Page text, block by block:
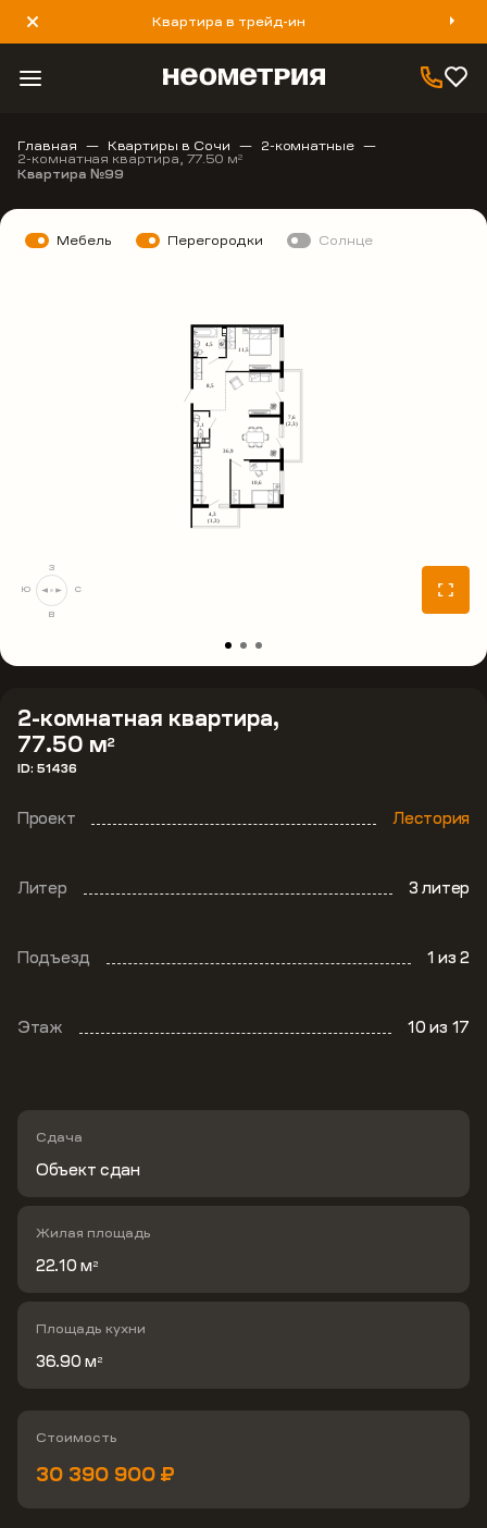
Квартира в трейд-ин
8 800 777 40 93
Главная Квартиры в Сочи 2-комнатные
2-комнатная квартира, 77.50 м2
Квартира №99
2-комнатная квартира,
77.50 м2
ID: 51436
Проект Лестория
Литер 3 литер
Подъезд 1из 2
Этаж 10из 17
Сдача
Объект сдан
Жилая площадь
22.10 м 2
Площадь кухни
36.90 м 2
Стоимость
30 390 900 ₽
Мебель Перегородки Солнце
С
В
Ю
З